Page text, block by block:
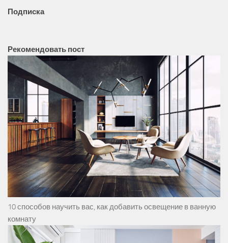
Подписка
Рекомендовать пост
10 способов научить вас, как добавить освещение в ванную
комнату